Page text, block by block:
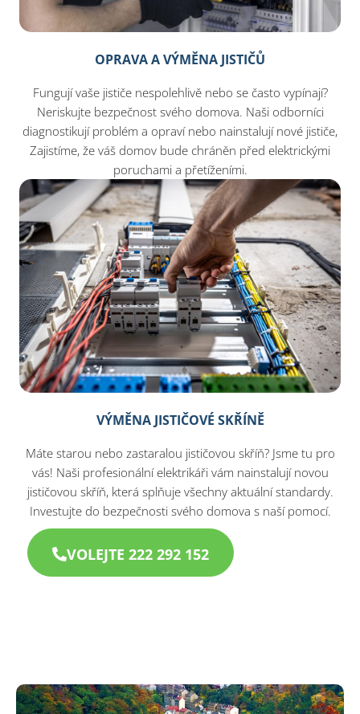
OPRAVA A VÝMĚNA JISTIČŮ
Fungují vaše jističe nespolehlivě nebo se často vypínají?
Neriskujte bezpečnost svého domova. Naši odborníci
diagnostikují problém a opraví nebo nainstalují nové jističe,
Zajistíme, že váš domov bude chráněn před elektrickými
poruchami a přetíženími.
VÝMĚNA JISTIČOVÉ SKŘÍNĚ
Máte starou nebo zastaralou jističovou skříň? Jsme tu pro
vás! Naši profesionální elektrikáři vám nainstalují novou
jističovou skříň, která splňuje všechny aktuální standardy.
Investujte do bezpečnosti svého domova s naší pomocí.
VOLEJTE 222 292 152